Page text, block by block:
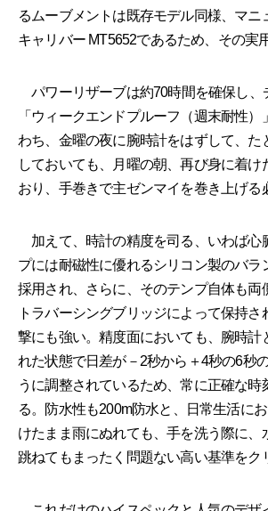
るムーブメントは既存モデル同様、マニ
キャリバー MT5652であるため、その実
パワーリザーブは約70時間を確保し、
「ウィークエンドプルーフ（週末耐性
わち、金曜の夜に腕時計をはずして、た
しておいても、月曜の朝、再び身に着け
おり、手巻きで主ゼンマイを巻き上げる
加えて、時計の精度を司る、いわば心
プには耐磁性に優れるシリコン製のバラ
採用され、さらに、そのテンプ自体も両
トラバーシングブリッジによって保持さ
撃にも強い。精度面においても、腕時計
れた状態で日差が－2秒から＋4秒の6秒
うに調整されているため、常に正確な時
る。防水性も200m防水と、日常生活に
けたまま雨にぬれても、手を洗う際に、
跳ねてもまったく問題ない高い基準をク